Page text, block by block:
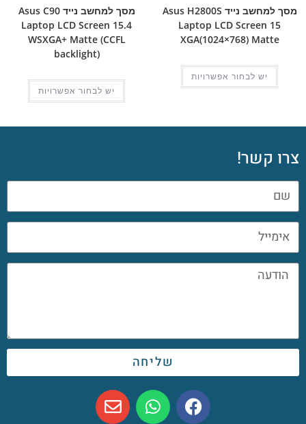
מסך למחשב נייד Asus H2800S
Laptop LCD Screen 15
XGA(1024×768) Matte
יש לבחור אפשרויות
מסך למחשב נייד Asus C90
Laptop LCD Screen 15.4
WSXGA+ Matte (CCFL
backlight)
יש לבחור אפשרויות
צרו קשר!
שליחה